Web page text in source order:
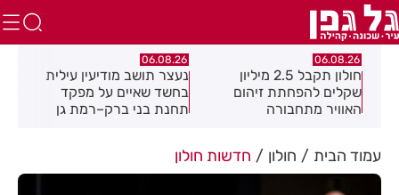
06.08.26
חולון תקבל 2.5 מיליון
שקלים להפחתת זיהום
האוויר מתחבורה
06.08.26
נעצר תושב מודיעין עילית
בחשד שאיים על מפקד
תחנת בני ברק–רמת גן
עמוד הבית חולון חדשות חולון